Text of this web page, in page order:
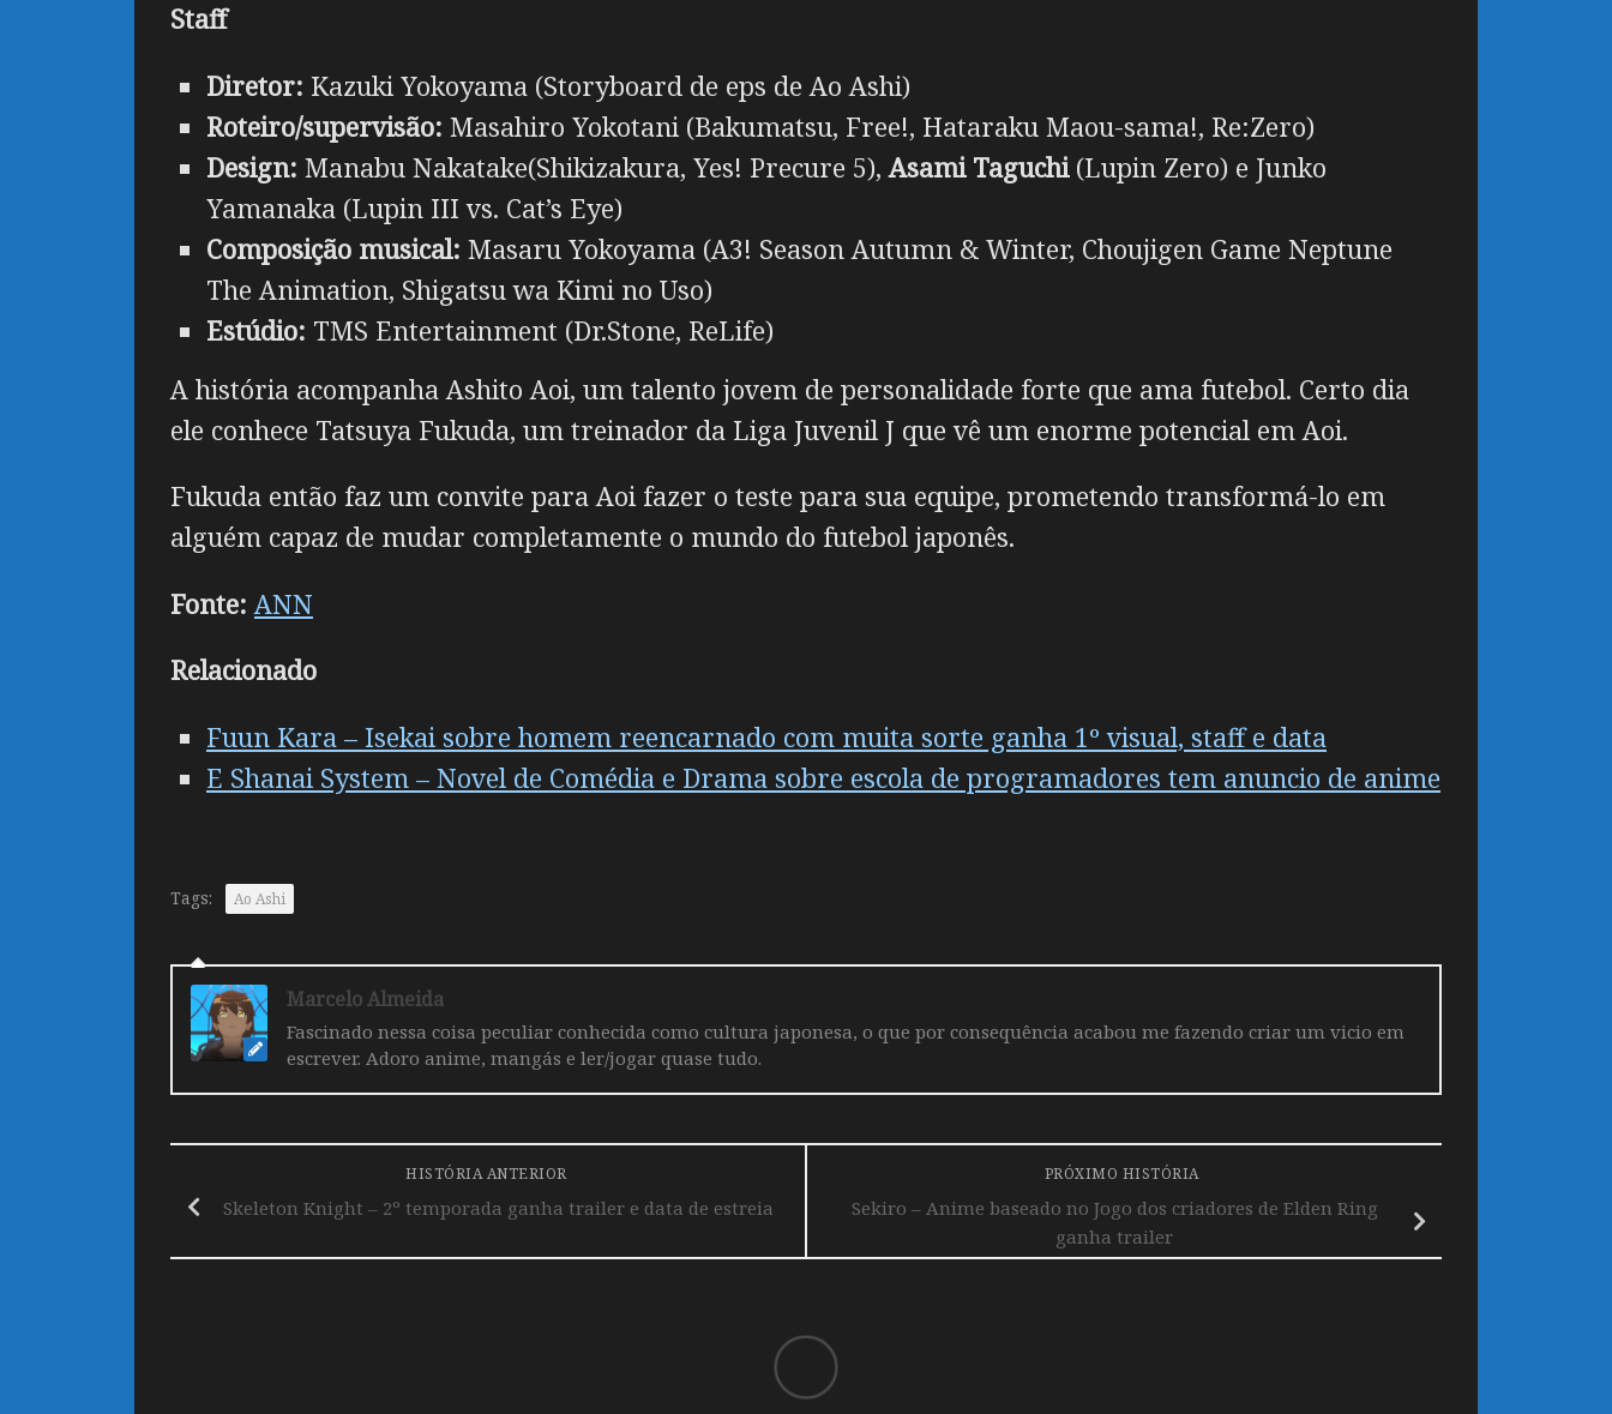
Staff
Diretor: Kazuki Yokoyama (Storyboard de eps de Ao Ashi)
Roteiro/supervisão: Masahiro Yokotani (Bakumatsu, Free!, Hataraku Maou-sama!, Re:Zero)
Design: Manabu Nakatake(Shikizakura, Yes! Precure 5),Asami Taguchi (Lupin Zero) e Junko
Yamanaka (Lupin III vs. Cat’s Eye)
Composição musical: Masaru Yokoyama (A3! Season Autumn & Winter, Choujigen Game Neptune
The Animation, Shigatsu wa Kimi no Uso)
Estúdio: TMS Entertainment (Dr.Stone, ReLife)
A história acompanha Ashito Aoi, um talento jovem de personalidade forte que ama futebol. Certo dia
ele conhece Tatsuya Fukuda, um treinador da Liga Juvenil J que vê um enorme potencial em Aoi.
Fukuda então faz um convite para Aoi fazer o teste para sua equipe, prometendo transformá-lo em
alguém capaz de mudar completamente o mundo do futebol japonês.
Fonte: ANN
Relacionado
Fuun Kara – Isekai sobre homem reencarnado com muita sorte ganha 1º visual, staff e data
E Shanai System – Novel de Comédia e Drama sobre escola de programadores tem anuncio de anime
Tags: Ao Ashi
Marcelo Almeida
Fascinado nessa coisa peculiar conhecida como cultura japonesa, o que por consequência acabou me fazendo criar um vicio em
escrever. Adoro anime, mangás e ler/jogar quase tudo.
PRÓXIMO HISTÓRIA
Sekiro – Anime baseado no Jogo dos criadores de Elden Ring
ganha trailer
HISTÓRIA ANTERIOR
Skeleton Knight – 2º temporada ganha trailer e data de estreia